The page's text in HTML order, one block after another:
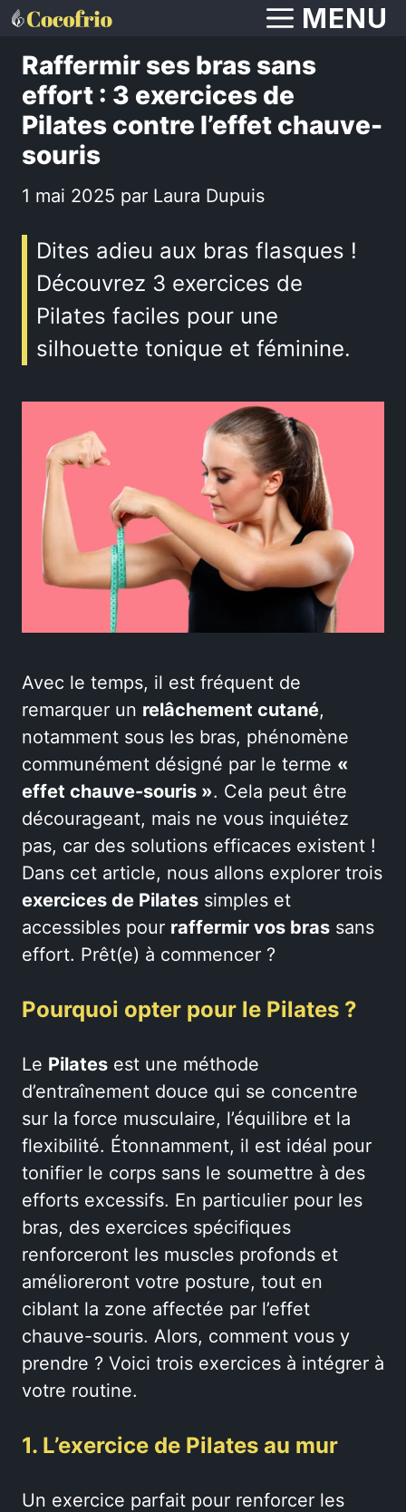
Aller
contenu
MENU
Raffermir ses bras sans
effort : 3 exercices de
Pilates contre l’effet chauve-
souris
1 mai 2025 par Laura Dupuis
Dites adieu aux bras flasques !
Découvrez 3 exercices de
Pilates faciles pour une
silhouette tonique et féminine.
Avec le temps, il est fréquent de
remarquer un relâchement cutané,
notamment sous les bras, phénomène
communément désigné par le terme «
effet chauve-souris ». Cela peut être
décourageant, mais ne vous inquiétez
pas, car des solutions efficaces existent !
Dans cet article, nous allons explorer trois
exercices de Pilates simples et
accessibles pour raffermir vos bras sans
effort. Prêt(e) à commencer ?
Pourquoi opter pour le Pilates ?
Le Pilates est une méthode
d’entraînement douce qui se concentre
sur la force musculaire, l’équilibre et la
flexibilité. Étonnamment, il est idéal pour
tonifier le corps sans le soumettre à des
efforts excessifs. En particulier pour les
bras, des exercices spécifiques
renforceront les muscles profonds et
amélioreront votre posture, tout en
ciblant la zone affectée par l’effet
chauve-souris. Alors, comment vous y
prendre ? Voici trois exercices à intégrer à
votre routine.
1. L’exercice de Pilates au mur
Un exercice parfait pour renforcer les